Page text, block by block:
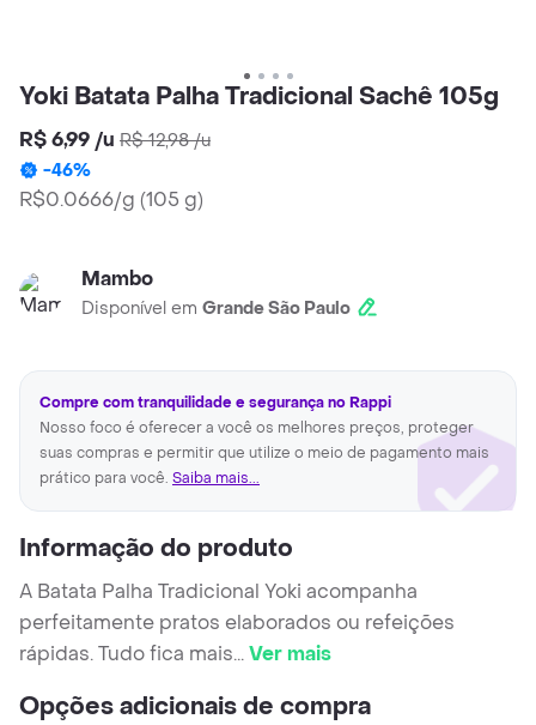
Yoki Batata Palha Tradicional Sachê 105g
R$ 6,99 /u R$ 12,98/u
-46%
R$0.0666/g (105 g)
Mambo
Disponível em Grande São Paulo
Compre com tranquilidade e segurança no Rappi
Nosso foco é oferecer a você os melhores preços, proteger
suas compras e permitir que utilize o meio de pagamento mais
prático para você. Saiba mais...
Informação do produto
A Batata Palha Tradicional Yoki acompanha
perfeitamente pratos elaborados ou refeições
rápidas. Tudo fica mais...Ver mais
Opções adicionais de compra